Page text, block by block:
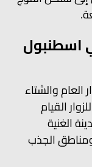
اسطنبول
والشتاء
القيام
الغنية
ومناطق الجذب